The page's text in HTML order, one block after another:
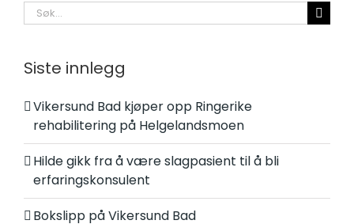
Søk
etter:
Siste innlegg
Vikersund Bad kjøper opp Ringerike
rehabilitering på Helgelandsmoen
Hilde gikk fra å være slagpasient til å bli
erfaringskonsulent
Bokslipp på Vikersund Bad